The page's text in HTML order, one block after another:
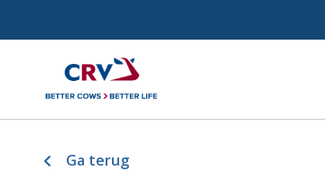
Ga terug